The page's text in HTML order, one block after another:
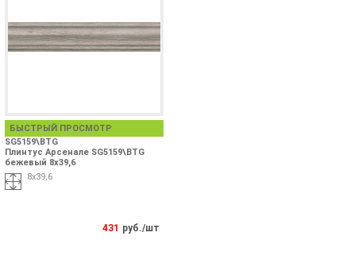
БЫСТРЫЙ ПРОСМОТР
SG5159\BTG
Плинтус Арсенале SG5159\BTG
бежевый 8х39,6
8х39,6
431 руб./шт